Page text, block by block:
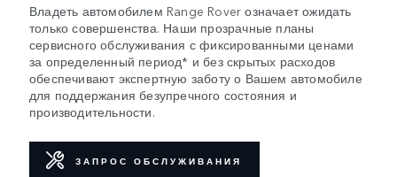
Владеть автомобилем Range Rover означает ожидать
только совершенства. Наши прозрачные планы
сервисного обслуживания с фиксированными ценами
за определенный период* и без скрытых расходов
обеспечивают экспертную заботу о Вашем автомобиле
для поддержания безупречного состояния и
производительности.
ЗАПРОС ОБСЛУЖИВАНИЯ